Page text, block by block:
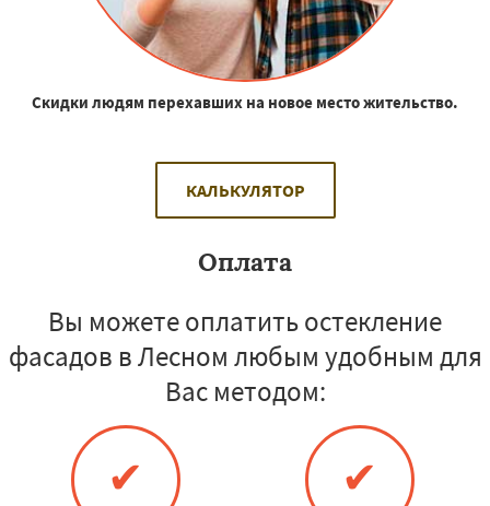
Скидки людям перехавших на новое место жительство.
КАЛЬКУЛЯТОР
Оплата
Вы можете оплатить остекление
фасадов в Лесном любым удобным для
Вас методом:
✔ ✔